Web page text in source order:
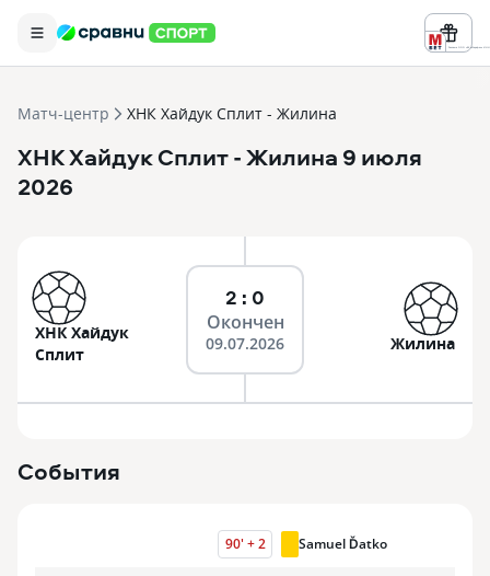
Реклама ООО «БК «Марафон» ИНН
Матч-центр ХНК Хайдук Сплит - Жилина
ХНК Хайдук Сплит- Жилина 9 июля
2026
ХНК Хайдук
Сплит
2 : 0
Окончен
09.07.2026 Жилина
События
90' +2 Samuel Ďatko